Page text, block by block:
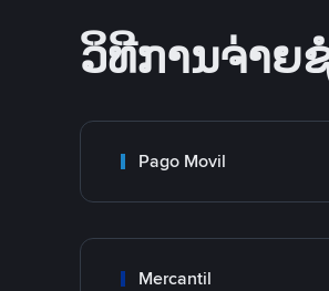
ວິທີການຈ່າຍ
Pago Movil
Mercantil